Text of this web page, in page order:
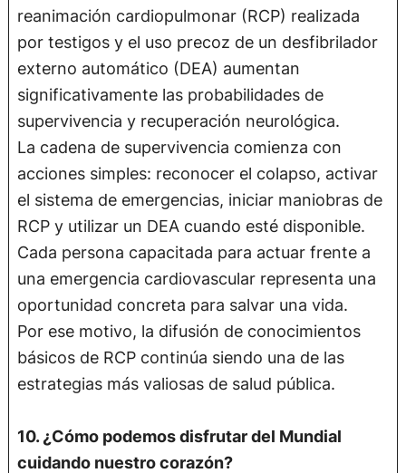
reanimación cardiopulmonar (RCP) realizada
por testigos y el uso precoz de un desfibrilador
externo automático (DEA) aumentan
significativamente las probabilidades de
supervivencia y recuperación neurológica.
La cadena de supervivencia comienza con
acciones simples: reconocer el colapso, activar
el sistema de emergencias, iniciar maniobras de
RCP y utilizar un DEA cuando esté disponible.
Cada persona capacitada para actuar frente a
una emergencia cardiovascular representa una
oportunidad concreta para salvar una vida.
Por ese motivo, la difusión de conocimientos
básicos de RCP continúa siendo una de las
estrategias más valiosas de salud pública.
10. ¿Cómo podemos disfrutar del Mundial
cuidando nuestro corazón?